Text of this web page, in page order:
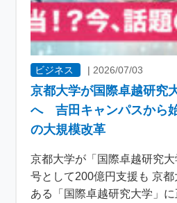
ビジネス |2026/07/03
京都大学が国際卓越研究
へ 吉田キャンパスから
の大規模改革
京都大学が「国際卓越研究
号として200億円支援も 京
ある「国際卓越研究大学」